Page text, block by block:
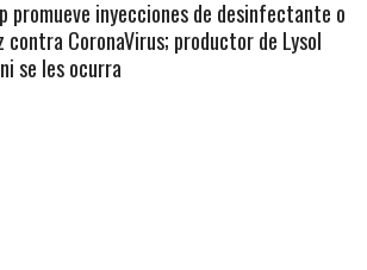
promueve inyecciones de desinfectante o
contra CoronaVirus; productor de Lysol
se les ocurra